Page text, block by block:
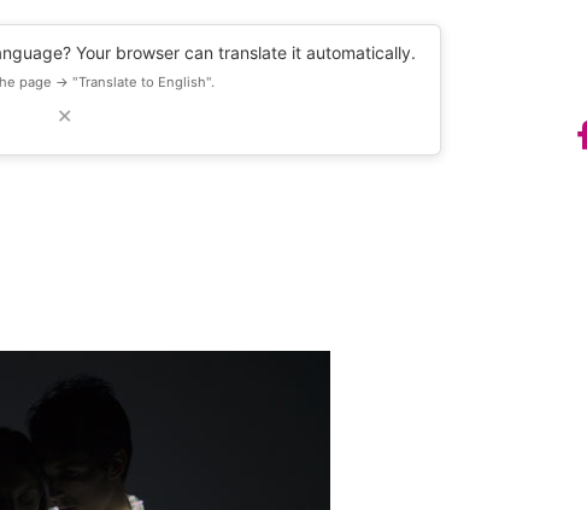
Your browser can translate it automatically.
page → "Translate to English".
✕
RECURSOS